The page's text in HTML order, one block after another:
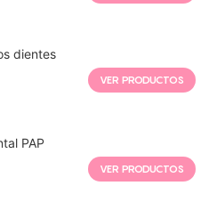
dientes
VER PRODUCTOS
PAP
VER PRODUCTOS